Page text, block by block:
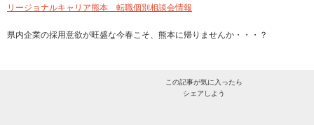
リージョナルキャリア熊本 転職個別相談会情報
県内企業の採用意欲が旺盛な今春こそ、熊本に帰りませんか・・・？
この記事が気に入ったら
シェアしよう